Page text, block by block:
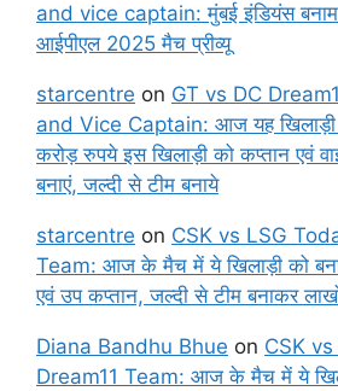
and vice captain: मुंबई इंडियंस बनाम
आईपीएल 2025 मैच प्रीव्यू
starcentre on GT vs DC
and Vice Captain: आज यह खिलाड़ी
करोड़ रुपये इस खिलाड़ी को कप्तान एवं
बनाएं, जल्दी से टीम बनाये
starcentre on CSK vs LSG
Team: आज के मैच में ये खिलाड़ी को
एवं उप कप्तान, जल्दी से टीम बनाकर
Diana Bandhu Bhue on CSK
Dream11 Team: आज के मैच में ये